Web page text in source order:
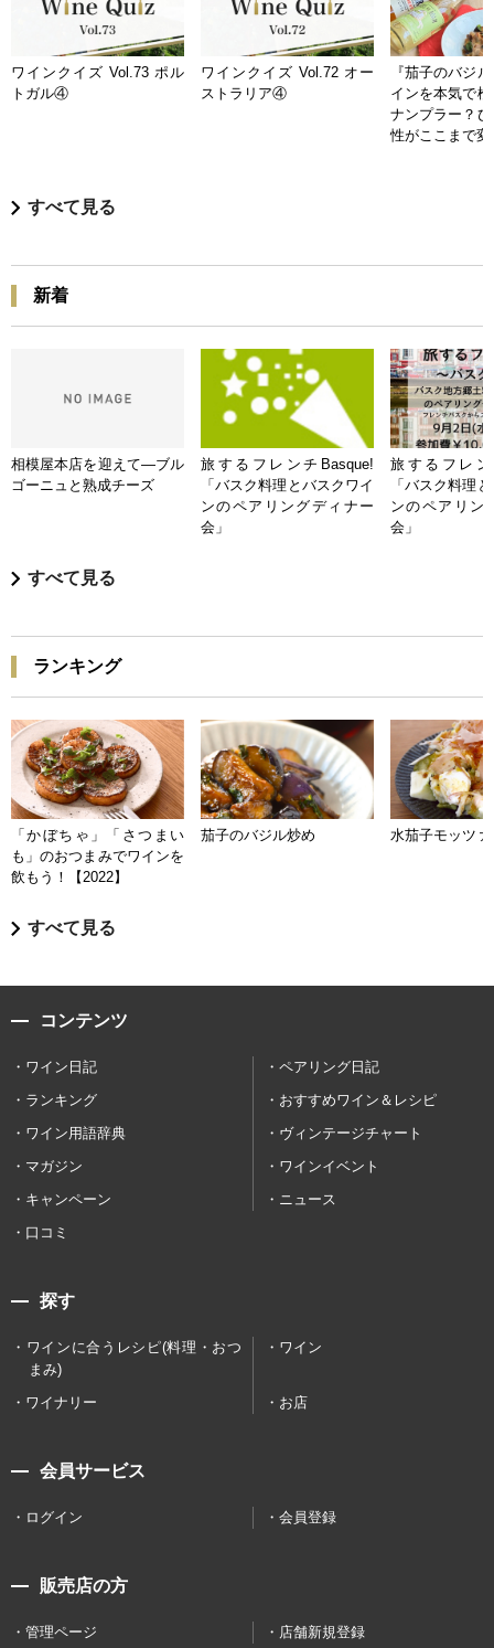
ワインクイズ Vol.73 ポル
トガル④
ワインクイズ Vol.72 オー
ストラリア④
『茄子のバジ
インを本気で
ナンプラー？
性がここまで
すべて見る
新着
相模屋本店を迎えて―ブル
ゴーニュと熟成チーズ
旅するフレンチBasque!
「バスク料理とバスクワイ
ンのペアリングディナー
会」
旅するフレン
「バスク料理
ンのペアリン
会」
すべて見る
ランキング
「かぼちゃ」「さつまい
も」のおつまみでワインを
飲もう！【2022】
茄子のバジル炒め 水茄子モッツァ
すべて見る
コンテンツ
ワイン日記
ペアリング日記
ランキング
おすすめワイン＆レシピ
ワイン用語辞典
ヴィンテージチャート
マガジン
ワインイベント
キャンペーン
ニュース
口コミ
探す
ワインに合うレシピ(料理・おつ
まみ)
ワイン
ワイナリー お店
会員サービス
ログイン 会員登録
販売店の方
管理ページ 店舗新規登録